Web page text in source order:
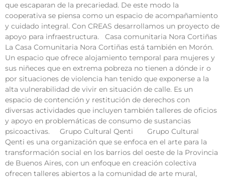
que escaparan de la precariedad. De este modo la
cooperativa se piensa como un espacio de acompañamiento
y cuidado integral. Con CREAS desarrollamos un proyecto de
apoyo para infraestructura. Casa comunitaria Nora Cortiñas
La Casa Comunitaria Nora Cortiñas está también en Morón.
Un espacio que ofrece alojamiento temporal para mujeres y
sus niñeces que en extrema pobreza no tienen a dónde ir o
por situaciones de violencia han tenido que exponerse a la
alta vulnerabilidad de vivir en situación de calle. Es un
espacio de contención y restitución de derechos con
diversas actividades que incluyen también talleres de oficios
y apoyo en problemáticas de consumo de sustancias
psicoactivas. Grupo Cultural Qenti Grupo Cultural
Qenti es una organización que se enfoca en el arte para la
transformación social en los barrios del oeste de la Provincia
de Buenos Aires, con un enfoque en creación colectiva
ofrecen talleres abiertos a la comunidad de arte mural,